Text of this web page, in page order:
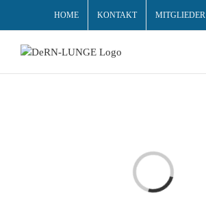
HOME KONTAKT MITGLIEDER
Loading...